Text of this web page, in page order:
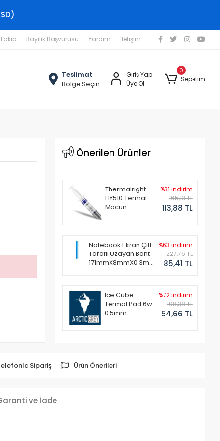
Bayilik Başvurusu Yardım İletişim
Teslimat
Bölge Seçin
Giriş Yap
Üye Ol
0
Sepetim
Önerilen Ürünler
Thermalright
HY510 Termal
Macun
%31 indirim
165,13 TL
113,88 TL
Notebook Ekran Çift
Taraflı Uzayan Bant
171mmX8mmX0.3mm
%63 indirim
227,76 TL
85,41 TL
Ice Cube
Termal Pad 6w
0.5mm
%72 indirim
198,38 TL
54,66 TL
Sipariş Ürün Önerileri
ve İade